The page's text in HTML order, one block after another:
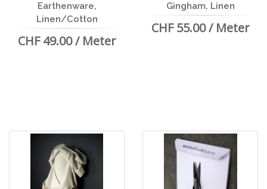
Earthenware,
Linen/Cotton
CHF 49.00 / Meter
Gingham, Linen
CHF 55.00 / Meter